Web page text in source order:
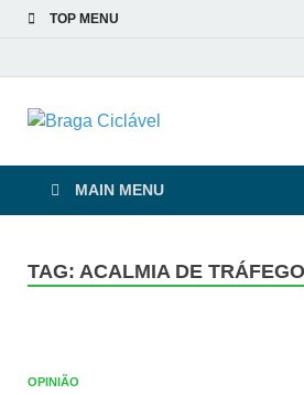
TOP MENU
MAIN MENU
TAG: ACALMIA DE TRÁFEGO
OPINIÃO